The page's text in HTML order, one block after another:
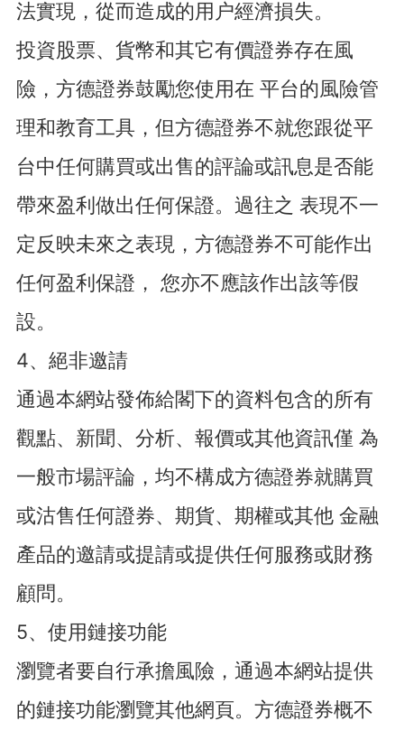
法實現，從而造成的用户經濟損失。
投資股票、貨幣和其它有價證券存在風
險，方德證券鼓勵您使用在 平台的風險管
理和教育工具，但方德證券不就您跟從平
台中任何購買或出售的評論或訊息是否能
帶來盈利做出任何保證。過往之 表現不一
定反映未來之表現，方德證券不可能作出
任何盈利保證， 您亦不應該作出該等假
設。
4、絕非邀請
通過本網站發佈給閣下的資料包含的所有
觀點、新聞、分析、報價或其他資訊僅 為
一般市場評論，均不構成方德證券就購買
或沽售任何證券、期貨、期權或其他 金融
產品的邀請或提請或提供任何服務或財務
顧問。
5、使用鏈接功能
瀏覽者要自行承擔風險，通過本網站提供
的鏈接功能瀏覽其他網頁。方德證券概不